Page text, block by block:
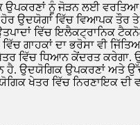
ਨੂੰ ਜੋੜਨ ਲਈ ਵਰਤਿਆ
ਉਦਯੋਗਾਂ ਵਿੱਚ ਵਿਆਪਕ ਤੌਰ
ਵਿੱਚ ਇਲੈਕਟ੍ਰਾਨਿਕ
ਗਾਹਕਾਂ ਦਾ ਭਰੋਸਾ ਵੀ
ਵਿੱਚ ਧਿਆਨ ਕੇਂਦਰਤ ਕਰੇਗਾ.
ਹੈ. ਉਦਯੋਗਿਕ ਉਪਕਰਣਾਂ ਅਤੇ
ਖੇਤਰ ਵਿੱਚ ਨਿਰਣਾਇਕ ਦੀ